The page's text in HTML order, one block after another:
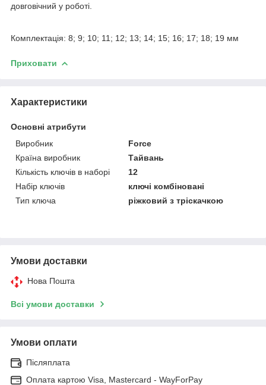
довговічний у роботі.
Комплектація: 8; 9; 10; 11; 12; 13; 14; 15; 16; 17; 18; 19 мм
Приховати
Характеристики
Основні атрибути
Виробник
Force
Країна виробник
Тайвань
Кількість ключів в наборі
12
Набір ключів
ключі комбіновані
Тип ключа
ріжковий з тріскачкою
Умови доставки
Нова Пошта
Всі умови доставки
Умови оплати
Післяплата
Оплата картою Visa, Mastercard - WayForPay